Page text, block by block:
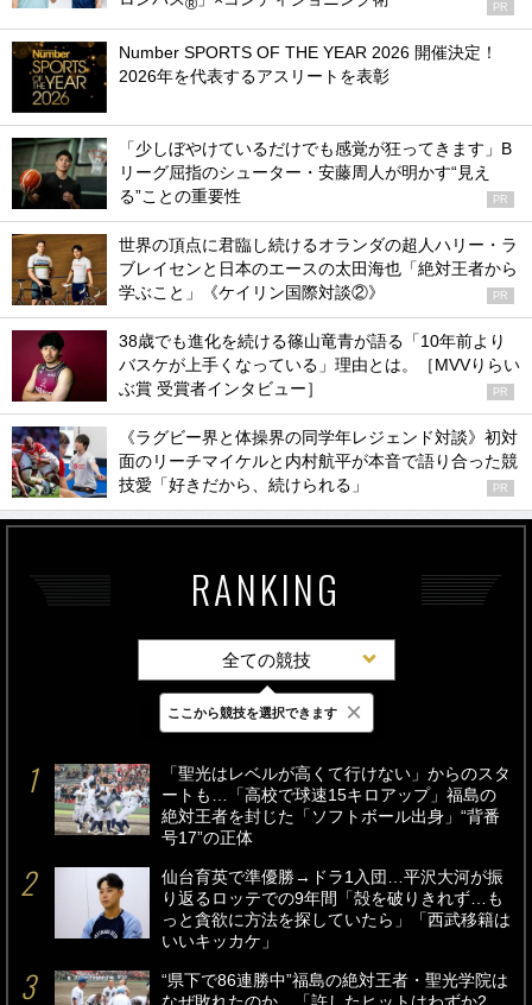
® PR
Number SPORTS OF THE YEAR 2026 開催決定！
2026年を代表するアスリートを表彰
「少しぼやけているだけでも感覚が狂ってきます」B
リーグ屈指のシューター・安藤周人が明かす“見え
る”ことの重要性
PR
世界の頂点に君臨し続けるオランダの超人ハリー・ラ
ブレイセンと日本のエースの太田海也「絶対王者から
学ぶこと」《ケイリン国際対談②》
PR
38歳でも進化を続ける篠山竜青が語る「10年前より
バスケが上手くなっている」理由とは。［MVVりらい
ぶ賞 受賞者インタビュー］
PR
《ラグビー界と体操界の同学年レジェンド対談》初対
面のリーチマイケルと内村航平が本音で語り合った競
技愛「好きだから、続けられる」
PR
RANKING
全ての競技
最新 24時間 週間
「聖光はレベルが高くて行けない」からのスタ
ートも…「高校で球速15キロアップ」福島の
絶対王者を封じた「ソフトボール出身」“背番
号17”の正体
仙台育英で準優勝→ドラ1入団…平沢大河が振
り返るロッテでの9年間「殻を破りきれず…も
っと貪欲に方法を探していたら」「西武移籍は
いいキッカケ」
“県下で86連勝中”福島の絶対王者・聖光学院は
ここから競技を選択できます ×